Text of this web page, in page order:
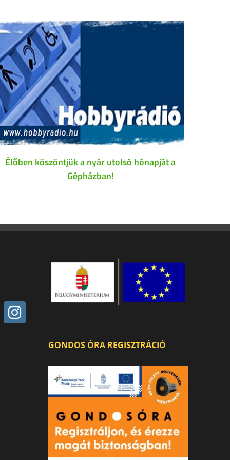
Élőben köszöntjük a nyár utolsó hónapját a
Gépházban!
GONDOS ÓRA REGISZTRÁCIÓ